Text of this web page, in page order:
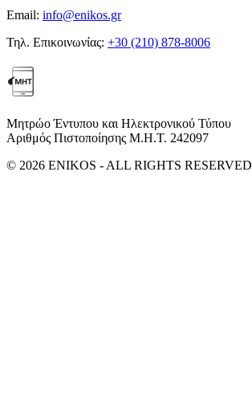
Email: info@enikos.gr
Τηλ. Επικοινωνίας: +30 (210) 878-8006
Μητρώο Έντυπου και Ηλεκτρονικού Τύπου
Αριθμός Πιστοποίησης Μ.Η.Τ. 242097
© 2026 ENIKOS - ALL RIGHTS RESERVED